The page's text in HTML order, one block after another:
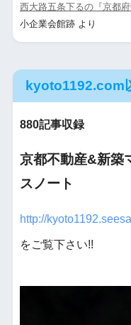
西大路五条下るの『京都
小企業会館跡より
kyoto1192.com
880記事収録
京都不動産&新築
スノート
http://
をご覧下さい!!